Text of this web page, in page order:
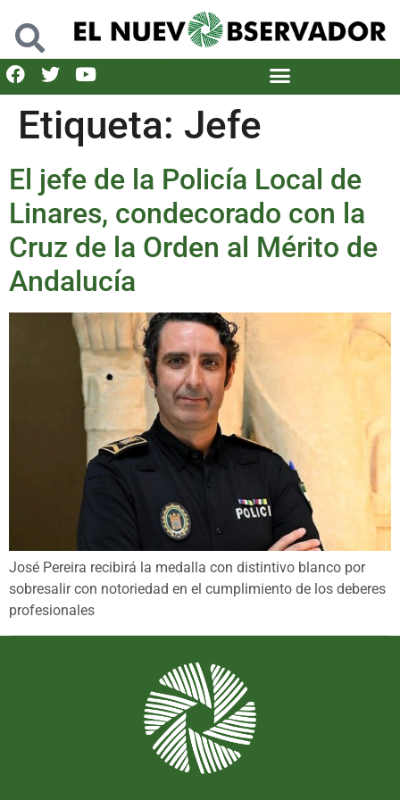
Etiqueta: Jefe
El jefe de la Policía Local de
Linares, condecorado con la
Cruz de la Orden al Mérito de
Andalucía
José Pereira recibirá la medalla con distintivo blanco por
sobresalir con notoriedad en el cumplimiento de los deberes
profesionales